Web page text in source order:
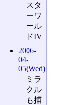
スタ
ーワ
ール
ドIV
2006-
04-
05(Wed)
ミラ
クル
も捕